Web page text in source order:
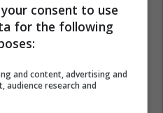
consent to use
for the following
and content, advertising and
audience research and